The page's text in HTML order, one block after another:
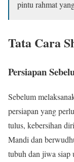
pintu rahmat
Tata Cara
Persiapan
Sebelum
persiapan yang
tulus, kebersihan
Mandi dan
tubuh dan jiwa siap